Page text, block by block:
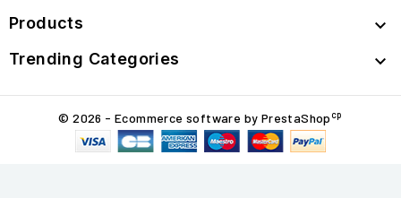
Products 
Trending Categories 
© 2026 - Ecommerce software by PrestaShop cp